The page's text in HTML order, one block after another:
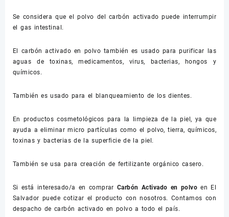
Se considera que el polvo del carbón activado puede interrumpir
el gas intestinal.
El carbón activado en polvo también es usado para purificar las
aguas de toxinas, medicamentos, virus, bacterias, hongos y
químicos.
También es usado para el blanqueamiento de los dientes.
En productos cosmetológicos para la limpieza de la piel, ya que
ayuda a eliminar micro partículas como el polvo, tierra, químicos,
toxinas y bacterias de la superficie de la piel.
También se usa para creación de fertilizante orgánico casero.
Si está interesado/a en comprar Carbón Activado en polvo en El
Salvador puede cotizar el producto con nosotros. Contamos con
despacho de carbón activado en polvo a todo el país.